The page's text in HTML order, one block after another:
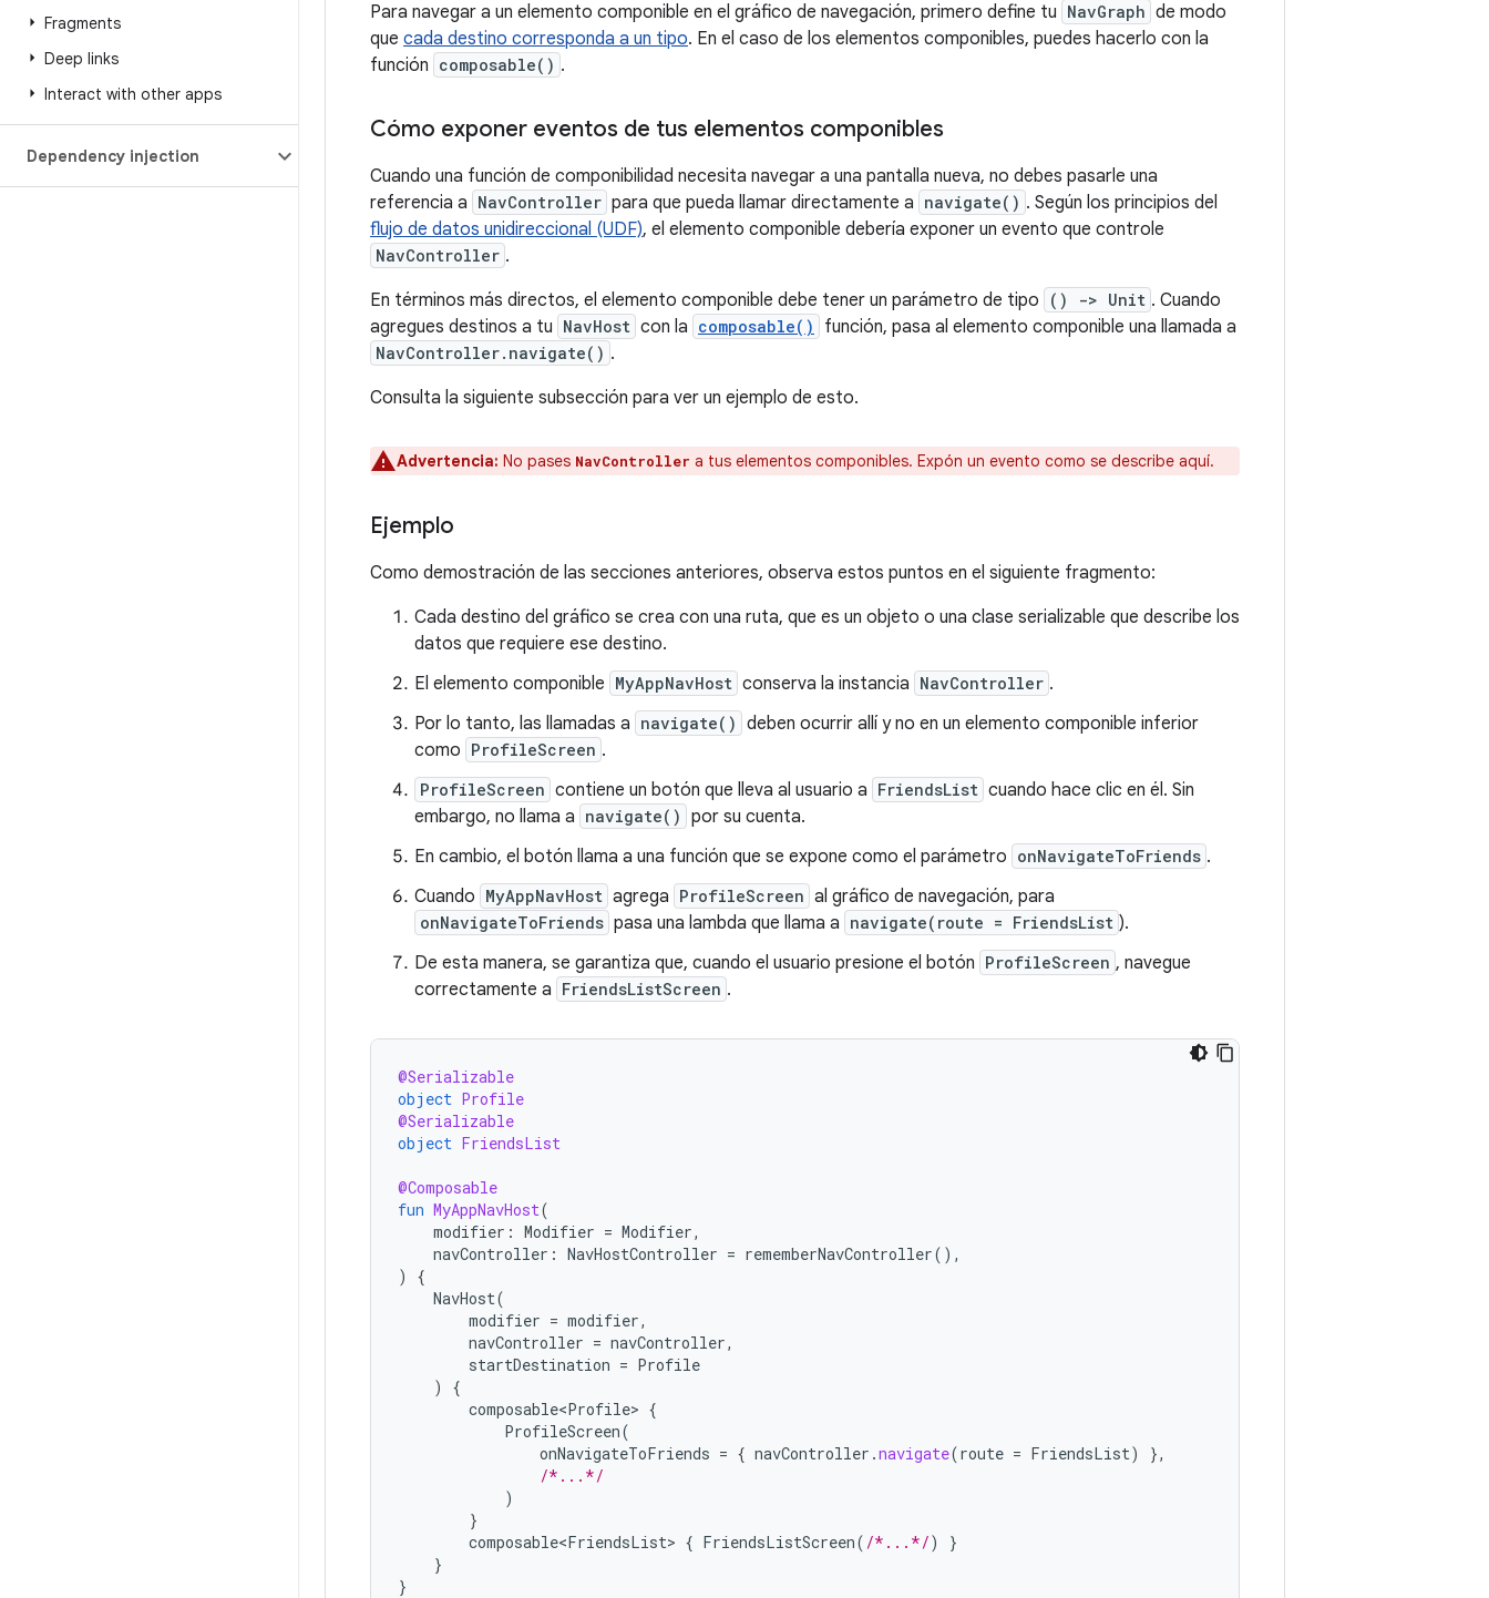
Fragments
Deep links
Interact with other apps
Dependency injection
Para navegar a un elemento componible en el gráfico de navegación, primero define tu NavGraph de modo
que cada destino corresponda a un tipo. En el caso de los elementos componibles, puedes hacerlo con la
función composable() .
Cómo exponer eventos de tus elementos componibles
Cuando una función de componibilidad necesita navegar a una pantalla nueva, no debes pasarle una
referencia a NavController para que pueda llamar directamente a navigate() . Según los principios del
flujo de datos unidireccional (UDF), el elemento componible debería exponer un evento que controle
NavController .
En términos más directos, el elemento componible debe tener un parámetro de tipo
() -> Unit . Cuando
agregues destinos a tu NavHost con la composable() función, pasa al elemento componible una llamada a
NavController.navigate() .
Consulta la siguiente subsección para ver un ejemplo de esto.
Advertencia: No pases NavController a tus elementos componibles. Expón un evento como se describe aquí.
Ejemplo
Como demostración de las secciones anteriores, observa estos puntos en el siguiente fragmento:
Cada destino del gráfico se crea con una ruta, que es un objeto o una clase serializable que describe los
datos que requiere ese destino.
El elemento componible MyAppNavHost conserva la instancia NavController .
Por lo tanto, las llamadas a navigate() deben ocurrir allí y no en un elemento componible inferior
como ProfileScreen .
ProfileScreen contiene un botón que lleva al usuario a FriendsList cuando hace clic en él. Sin
embargo, no llama a navigate() por su cuenta.
En cambio, el botón llama a una función que se expone como el parámetro onNavigateToFriends .
Cuando MyAppNavHost agrega ProfileScreen al gráfico de navegación, para
onNavigateToFriends pasa una lambda que llama a navigate(route = FriendsList ).
De esta manera, se garantiza que, cuando el usuario presione el botón ProfileScreen , navegue
correctamente a FriendsListScreen .
@Serializable
object Profile
@Serializable
object FriendsList
@Composable
fun MyAppNavHost(
modifier : Modifier = Modifier,
navController : NavHostController = rememberNavController(),
)
{
NavHost(
modifier = modifier,
navController = navController,
startDestination = Profile
)
{
composable<Profile> {
ProfileScreen(
onNavigateToFriends = { navController .navigate(route = FriendsList)
},
/*...*/
)
}
composable<FriendsList> { FriendsListScreen( /*...*/)
}
}
}